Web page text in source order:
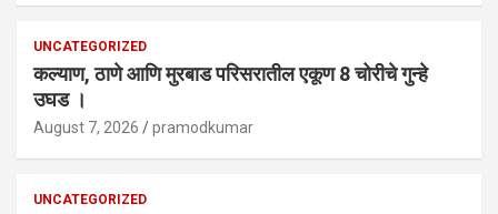
UNCATEGORIZED
कल्याण, ठाणे आणि मुरबाड परिसरातील एकूण 8 चोरीचे गुन्हे
उघड ।
August 7, 2026 pramodkumar
UNCATEGORIZED